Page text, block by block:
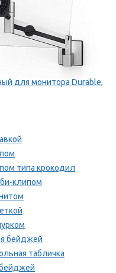
для монитора Durable,
типа крокодил
клипом
бейджей
табличка